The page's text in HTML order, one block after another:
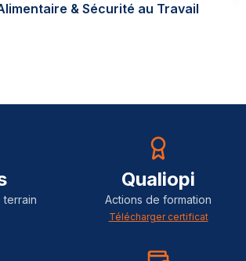
& Sécurité au Travail
Qualiopi
Actions de formation
Télécharger certificat